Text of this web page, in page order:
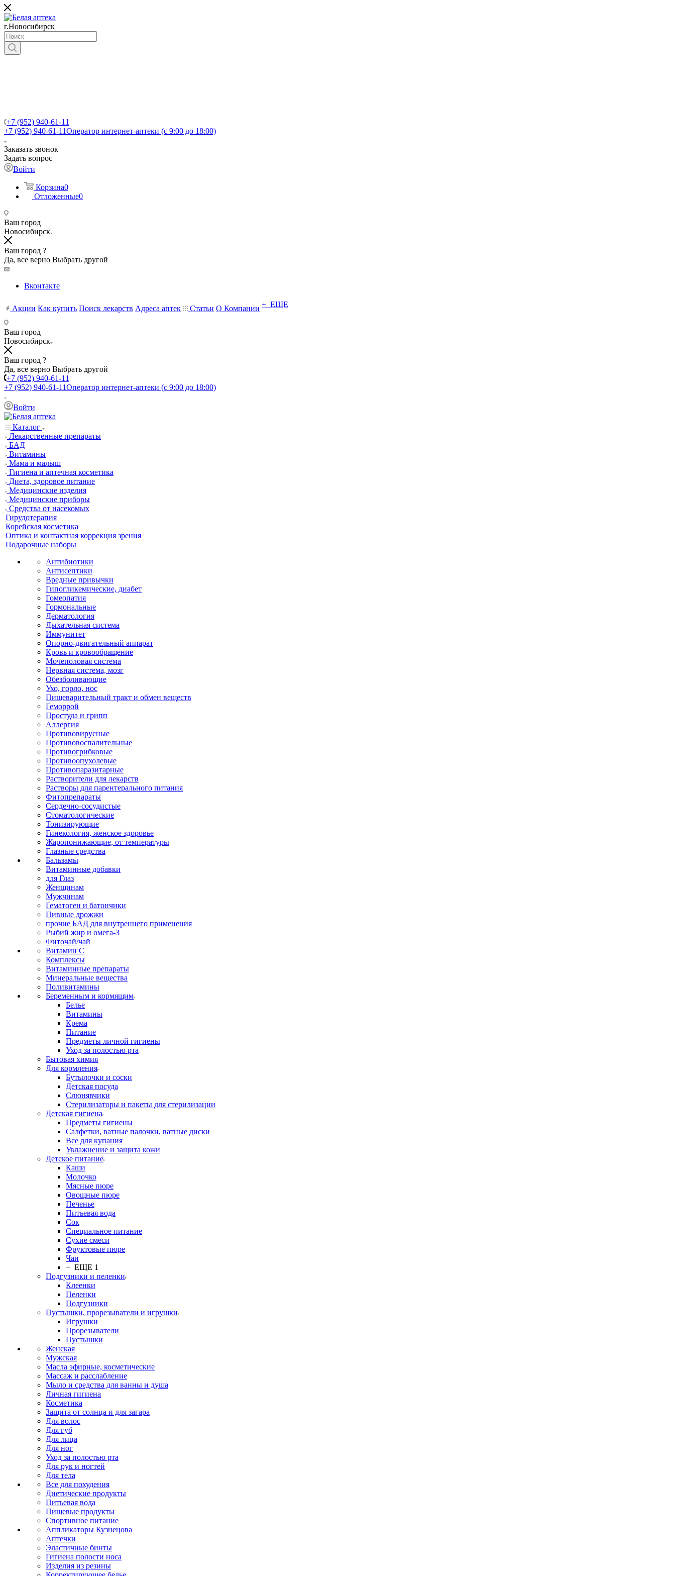
г.Новосибирск
+7 (952) 940-61-11
+7 (952) 940-61-11Оператор интернет-аптеки (с 9:00 до 18:00)
Заказать звонок
Задать вопрос
Войти
Корзина0
Отложенные0
Ваш город
Новосибирск
Ваш город ?
Да, все верно Выбрать другой
Вконтакте
Акции Как купить Поиск лекарств Адреса аптек Статьи О Компании + ЕЩЕ
Ваш город
Новосибирск
Ваш город ?
Да, все верно Выбрать другой
+7 (952) 940-61-11
+7 (952) 940-61-11Оператор интернет-аптеки (с 9:00 до 18:00)
Войти
Каталог
Лекарственные препараты
БАД
Витамины
Мама и малыш
Гигиена и аптечная косметика
Диета, здоровое питание
Медицинские изделия
Медицинские приборы
Средства от насекомых
Гирудотерапия
Корейская косметика
Оптика и контактная коррекция зрения
Подарочные наборы
Антибиотики
Антисептики
Вредные привычки
Гипогликемические, диабет
Гомеопатия
Гормональные
Дерматология
Дыхательная система
Иммунитет
Опорно-двигательный аппарат
Кровь и кровообращение
Мочеполовая система
Нервная система, мозг
Обезболивающие
Ухо, горло, нос
Пищеварительный тракт и обмен веществ
Геморрой
Простуда и грипп
Аллергия
Противовирусные
Противовоспалительные
Противогрибковые
Противоопухолевые
Противопаразитарные
Растворители для лекарств
Растворы для парентерального питания
Фитопрепараты
Сердечно-сосудистые
Стоматологические
Тонизирующие
Гинекология, женское здоровье
Жаропонижающие, от температуры
Глазные средства
Бальзамы
Витаминные добавки
для Глаз
Женщинам
Мужчинам
Гематоген и батончики
Пивные дрожжи
прочие БАД для внутреннего применения
Рыбий жир и омега-3
Фиточай/чай
Витамин С
Комплексы
Витаминные препараты
Минеральные вещества
Поливитамины
Беременным и кормящим
Белье
Витамины
Крема
Питание
Предметы личной гигиены
Уход за полостью рта
Бытовая химия
Для кормления
Бутылочки и соски
Детская посуда
Слюнявчики
Стерилизаторы и пакеты для стерилизации
Детская гигиена
Предметы гигиены
Салфетки, ватные палочки, ватные диски
Все для купания
Увлажнение и защита кожи
Детское питание
Каши
Молочко
Мясные пюре
Овощные пюре
Печенье
Питьевая вода
Сок
Специальное питание
Сухие смеси
Фруктовые пюре
Чаи
+ ЕЩЕ 1
Подгузники и пеленки
Клеенки
Пеленки
Подгузники
Пустышки, прорезыватели и игрушки
Игрушки
Прорезыватели
Пустышки
Женская
Мужская
Масла эфирные, косметические
Массаж и расслабление
Мыло и средства для ванны и душа
Личная гигиена
Косметика
Защита от солнца и для загара
Для волос
Для губ
Для лица
Для ног
Уход за полостью рта
Для рук и ногтей
Для тела
Все для похудения
Диетические продукты
Питьевая вода
Пищевые продукты
Спортивное питание
Аппликаторы Кузнецова
Аптечки
Эластичные бинты
Гигиена полости носа
Изделия из резины